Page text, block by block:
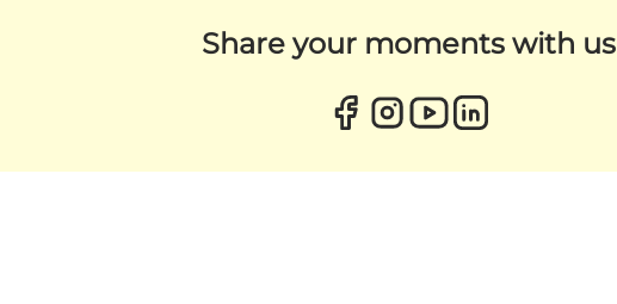
Share your moments with us